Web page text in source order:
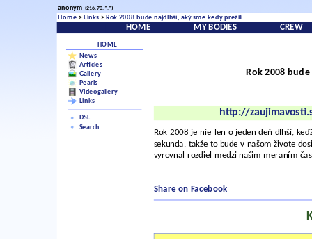
anonym (216.73.*.*)
Home > Links > Rok 2008 bude najdlhší, aký sme kedy prežili
HOME MY BODIES CREW
HOME
News
Articles
Gallery
Pearls
Videogallery
Links
DSL
Search
Rok 2008
http://
Rok 2008 je nie len o jeden deň dlhší,
sekunda, takže to bude v našom živote
vyrovnal rozdiel medzi našim meraním
Share on Facebook